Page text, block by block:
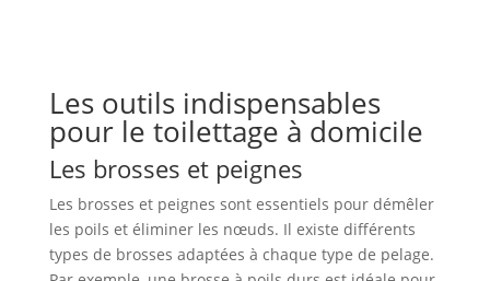
Les outils indispensables
pour le toilettage à domicile
Les brosses et peignes
Les brosses et peignes sont essentiels pour démêler
les poils et éliminer les nœuds. Il existe différents
types de brosses adaptées à chaque type de pelage.